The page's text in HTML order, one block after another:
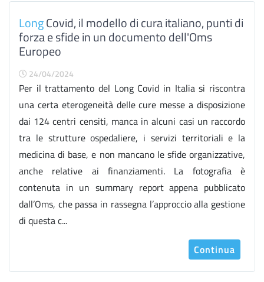
LongCovid, il modello di cura italiano, punti di
forza e sfide in un documento dell'Oms
Europeo
24/04/2024
Per il trattamento del Long Covid in Italia si riscontra
una certa eterogeneità delle cure messe a disposizione
dai 124 centri censiti, manca in alcuni casi un raccordo
tra le strutture ospedaliere, i servizi territoriali e la
medicina di base, e non mancano le sfide organizzative,
anche relative ai finanziamenti. La fotografia è
contenuta in un summary report appena pubblicato
dall’Oms, che passa in rassegna l’approccio alla gestione
di questa c...
Continua